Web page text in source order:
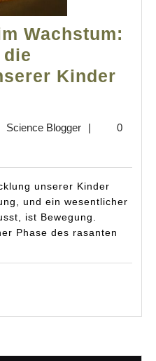
Wachstum:
die
Kinder
Science BloggerScience
|
0
unserer Kinder
und ein wesentlicher
ist Bewegung.
Phase des rasanten